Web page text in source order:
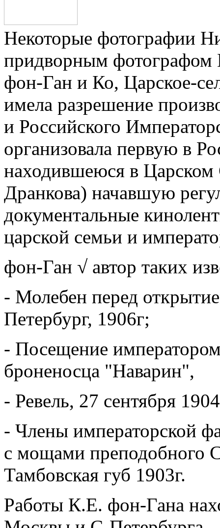
Некоторые фотографии
придворным
фон-Ган и Ко, Царское-
имела разрешение
и Российского
организовала первую в
находившеюся в Царском
Дранкова) начавшую
документальные
царской семьи и
фон-Ган √ автор таких
- Молебен перед
Петербург, 1906г;
- Посещение
броненосца "Наварин",
- Ревель, 27 сентября
- Члены императорской
с мощами преподобного
Тамбовская губ 1903г.
Работы К.Е. фон-Гана